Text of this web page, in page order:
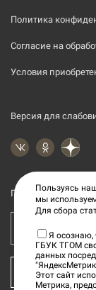
Политика
Согласие на
Условия
Версия для
Подпишитесь на
Ваш e-mail адрес
Пользуясь
мы
Для сбора
Я
ГБУК ТГОМ
данных
Этот сайт
Метрика,